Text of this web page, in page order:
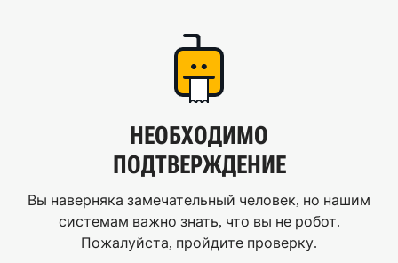
НЕОБХОДИМО
ПОДТВЕРЖДЕНИЕ
Вы наверняка замечательный человек, но нашим
системам важно знать, что вы не робот.
Пожалуйста, пройдите проверку.